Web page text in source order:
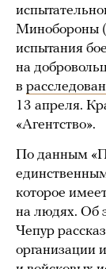
испытания
на
в
13 апреля.
«Агентство».
По данным
которое
на людях. Об
Чепур
организации